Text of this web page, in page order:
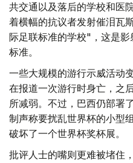
共交通以及落后的学校和医
着横幅的抗议者发射催泪瓦
际足联标准的学校"，这是
标准。
一些大规模的游行示威活动
在报道一次游行时身亡，之
所减弱。不过，巴西仍部署
制声称要扰乱世界杯的小型
破坏了一个世界杯奖杯展。
批评人士的嘴则更难被堵住